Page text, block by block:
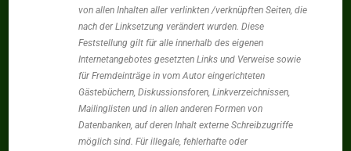
von allen Inhalten aller verlinkten /verknüpften Seiten, die
nach der Linksetzung verändert wurden. Diese
Feststellung gilt für alle innerhalb des eigenen
Internetangebotes gesetzten Links und Verweise sowie
für Fremdeinträge in vom Autor eingerichteten
Gästebüchern, Diskussionsforen, Linkverzeichnissen,
Mailinglisten und in allen anderen Formen von
Datenbanken, auf deren Inhalt externe Schreibzugriffe
möglich sind. Für illegale, fehlerhafte oder